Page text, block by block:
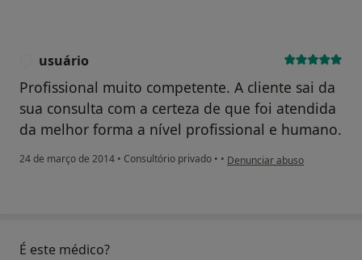
usuário
Profissional muito competente. A cliente sai da
sua consulta com a certeza de que foi atendida
da melhor forma a nível profissional e humano.
24 de março de 2014 • Consultório privado • • na opinião do utilizador
Denunciar abuso
É este médico?